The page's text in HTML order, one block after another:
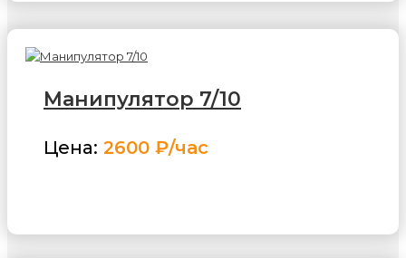
Манипулятор 7/10
Цена: 2600 ₽/час